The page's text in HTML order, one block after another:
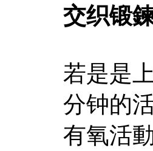
交织锻
若是是
分钟的
有氧活